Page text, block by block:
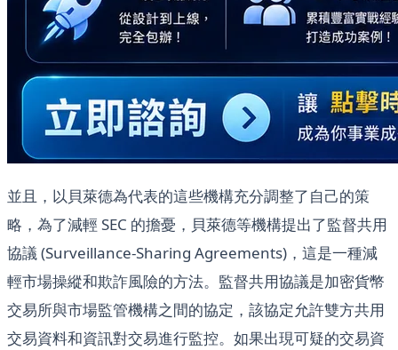
並且，以貝萊德為代表的這些機構充分調整了自己的策
略，為了減輕 SEC 的擔憂，貝萊德等機構提出了監督共用
協議 (Surveillance-Sharing Agreements)，這是一種減
輕市場操縱和欺詐風險的方法。監督共用協議是加密貨幣
交易所與市場監管機構之間的協定，該協定允許雙方共用
交易資料和資訊對交易進行監控。如果出現可疑的交易資